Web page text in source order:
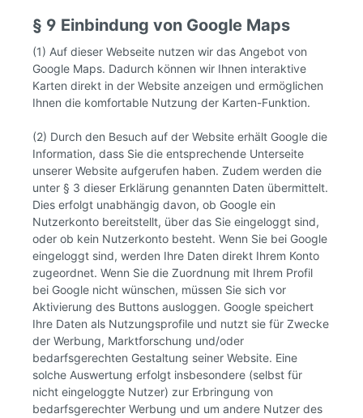
§ 9 Einbindung von Google Maps
(1) Auf dieser Webseite nutzen wir das Angebot von
Google Maps. Dadurch können wir Ihnen interaktive
Karten direkt in der Website anzeigen und ermöglichen
Ihnen die komfortable Nutzung der Karten-Funktion.
(2) Durch den Besuch auf der Website erhält Google die
Information, dass Sie die entsprechende Unterseite
unserer Website aufgerufen haben. Zudem werden die
unter § 3 dieser Erklärung genannten Daten übermittelt.
Dies erfolgt unabhängig davon, ob Google ein
Nutzerkonto bereitstellt, über das Sie eingeloggt sind,
oder ob kein Nutzerkonto besteht. Wenn Sie bei Google
eingeloggt sind, werden Ihre Daten direkt Ihrem Konto
zugeordnet. Wenn Sie die Zuordnung mit Ihrem Profil
bei Google nicht wünschen, müssen Sie sich vor
Aktivierung des Buttons ausloggen. Google speichert
Ihre Daten als Nutzungsprofile und nutzt sie für Zwecke
der Werbung, Marktforschung und/oder
bedarfsgerechten Gestaltung seiner Website. Eine
solche Auswertung erfolgt insbesondere (selbst für
nicht eingeloggte Nutzer) zur Erbringung von
bedarfsgerechter Werbung und um andere Nutzer des